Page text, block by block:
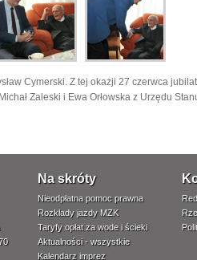
Cymerski. Z tej okazji 27 czerwca
Zaleski i Ewa Orłowska z Urzędu
Na skróty
Nieodpłatna pomoc prawna
Rozkłady jazdy MZK
Taryfy opłat za wode i ścieki
Aktualności - wszystkie
Kalendarz imprez